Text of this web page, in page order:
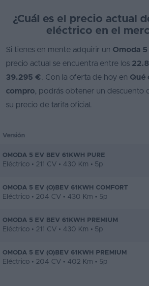
¿Cuál es el precio actual
eléctrico en el
Si tienes en mente adquirir un Omoda
precio actual se encuentra entre los
39.295 €. Con la oferta de hoy en Qué
compro, podrás obtener un descuento
su precio de tarifa oficial.
Versión
OMODA 5 EV BEV 61KWH PURE
Eléctrico • 211 CV • 430 Km • 5p
OMODA 5 EV (O)BEV 61KWH COMFORT
Eléctrico • 204 CV • 430 Km • 5p
OMODA 5 EV BEV 61KWH PREMIUM
Eléctrico • 211 CV • 430 Km • 5p
OMODA 5 EV (O)BEV 61KWH PREMIUM
Eléctrico • 204 CV • 402 Km • 5p